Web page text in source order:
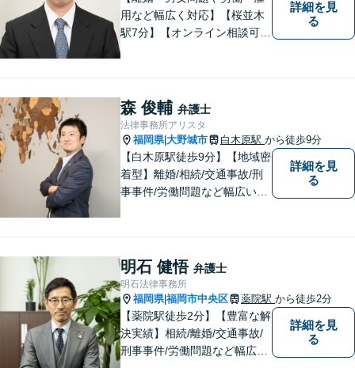
用など幅広く対応】【桜並木
駅7分】【オンライン相談可
上で、最適な解決策を共に考
えます。
詳細を見
る
森 俊輔 弁護士
法律事務所アリスタ
福岡県|大野城市 白木原駅 から徒歩9分
【白木原駅徒歩9分】【地域密
着型】離婚/相続/交通事故/刑
事事件/労働問題など幅広い事
せたオーダーメイド対応を心
がけています。
詳細を見
る
明石 健悟 弁護士
明石法律事務所
福岡県|福岡市中央区 薬院駅 から徒歩2分
【薬院駅徒歩2分】【豊富な解
決実績】相続/離婚/交通事故/
刑事事件/労働問題など幅広い
詳細を見
る